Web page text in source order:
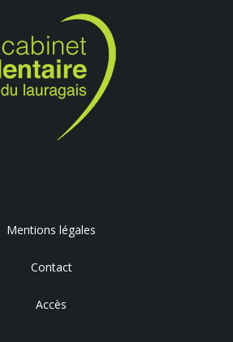
Mentions légales
Contact
Accès